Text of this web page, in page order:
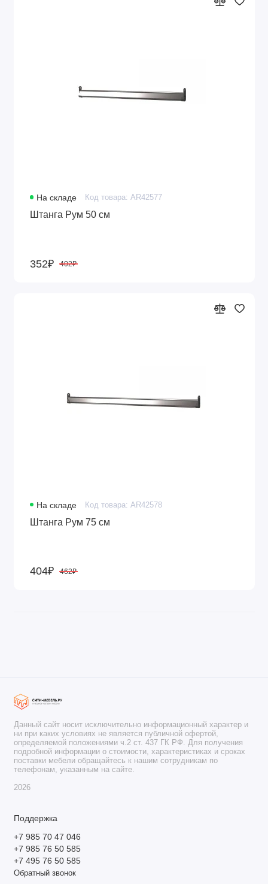
На складе Код товара: AR42577
Штанга Рум 50 см
352₽ 402₽
На складе Код товара: AR42578
Штанга Рум 75 см
404₽ 462₽
Данный сайт носит исключительно информационный характер и
ни при каких условиях не является публичной офертой,
определяемой положениями ч.2 ст. 437 ГК РФ. Для получения
подробной информации о стоимости, характеристиках и сроках
поставки мебели обращайтесь к нашим сотрудникам по
телефонам, указанным на сайте.
2026
Поддержка
+7 985 70 47 046
+7 985 76 50 585
+7 495 76 50 585
Обратный звонок